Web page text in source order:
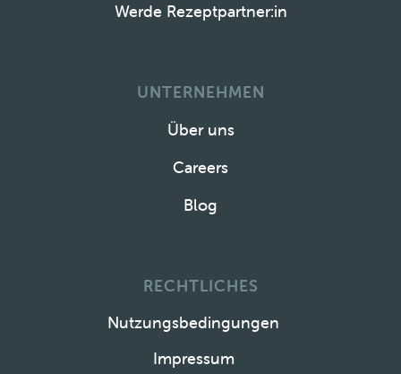
Werde Rezeptpartner:in
UNTERNEHMEN
Über uns
Careers
Blog
RECHTLICHES
Nutzungsbedingungen
Impressum